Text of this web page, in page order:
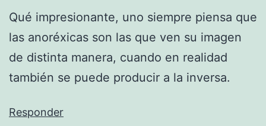
Qué impresionante, uno siempre piensa que
las anoréxicas son las que ven su imagen
de distinta manera, cuando en realidad
también se puede producir a la inversa.
Responder